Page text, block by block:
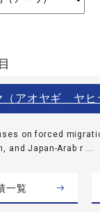
アオヤギ ヤヒ
on forced
and Japan-Arab r ...
一覧